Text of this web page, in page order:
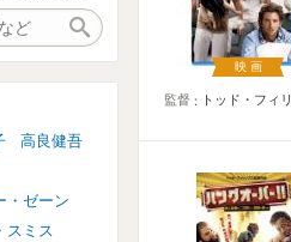
映画
監督 トッド・フィ
高良健吾
・ゼーン
スミス